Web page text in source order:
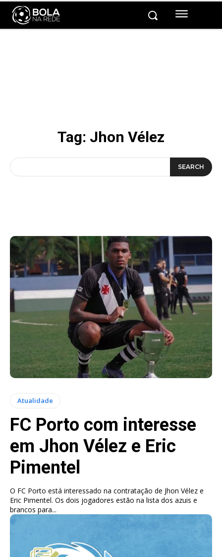
Tag: Jhon Vélez
SEARCH
Atualidade
FC Porto com interesse
em Jhon Vélez e Eric
Pimentel
O FC Porto está interessado na contratação de Jhon Vélez e
Eric Pimentel. Os dois jogadores estão na lista dos azuis e
brancos para...